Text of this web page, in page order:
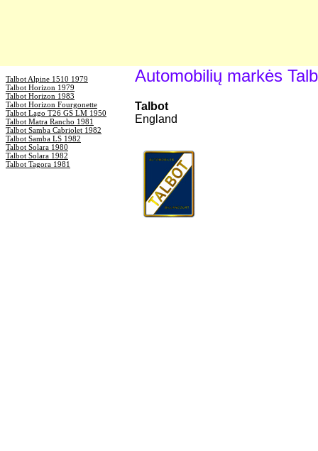
Talbot Alpine 1510 1979
Talbot Horizon 1979
Talbot Horizon 1983
Talbot Horizon Fourgonette
Talbot Lago T26 GS LM 1950
Talbot Matra Rancho 1981
Talbot Samba Cabriolet 1982
Talbot Samba LS 1982
Talbot Solara 1980
Talbot Solara 1982
Talbot Tagora 1981
Automobilių markės
Talbot
England